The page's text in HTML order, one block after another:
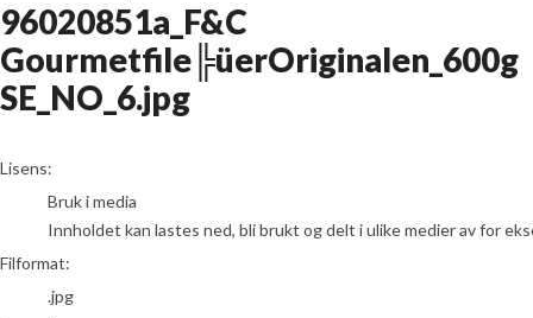
96020851a_F&C
Gourmetfile╠üerOriginalen_600g
SE_NO_6.jpg
go to media item
Lisens:
Bruk i media
Innholdet kan lastes ned, bli brukt og delt i ulike medier av for
Filformat:
.jpg